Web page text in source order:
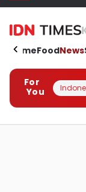
HomeFoodNews
For
You